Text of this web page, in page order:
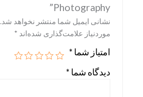
Miscellaneous
Motorbooks
Photography”
نشانی ایمیل شما منتشر نخواهد شد.
موردنیاز علامت‌گذاری شده‌اند *
امتیاز شما *
دیدگاه شما *